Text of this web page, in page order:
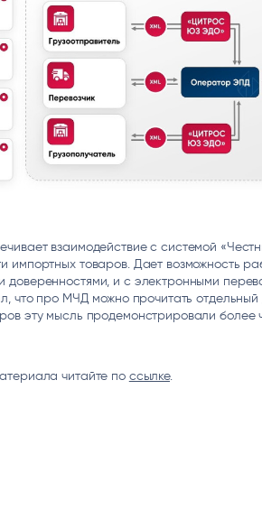
взаимодействие с системой
импортных товаров. Дает возможность
и с электронными
что про МЧД можно прочитать отдельный
эту мысль продемонстрировали более
читайте по ссылке.